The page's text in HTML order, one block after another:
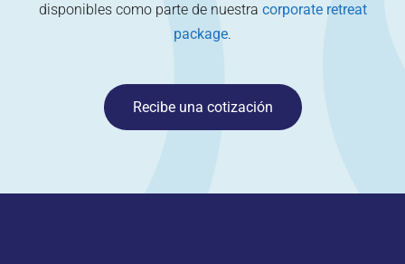
disponibles como parte de nuestra corporate retreat
package.
Recibe una cotización